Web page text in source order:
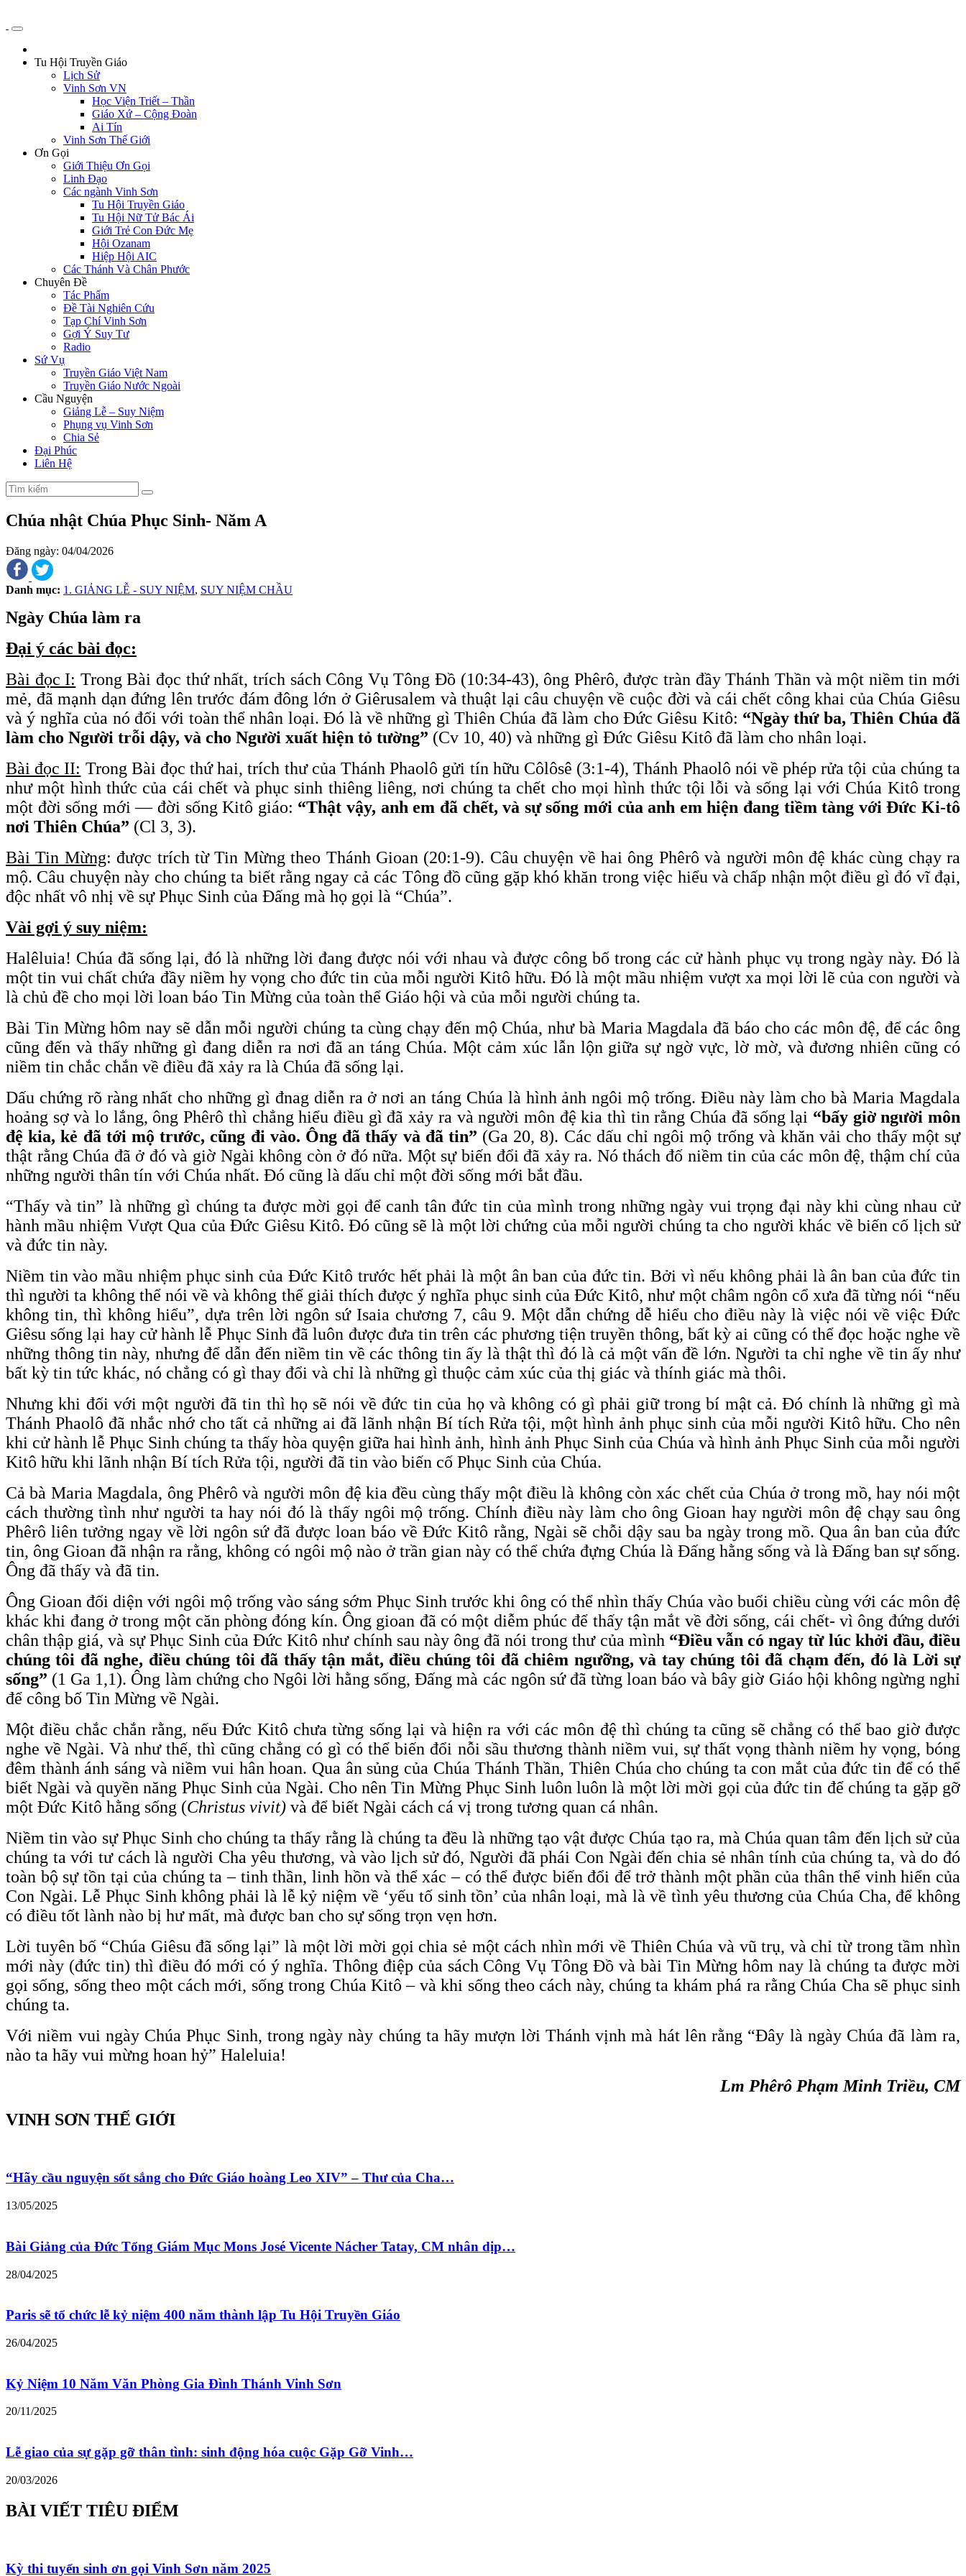
Tu Hội Truyền Giáo
Lịch Sử
Vinh Sơn VN
Học Viện Triết – Thần
Giáo Xứ – Cộng Đoàn
Ai Tín
Vinh Sơn Thế Giới
Ơn Gọi
Giới Thiệu Ơn Gọi
Linh Đạo
Các ngành Vinh Sơn
Tu Hội Truyền Giáo
Tu Hội Nữ Tử Bác Ái
Giới Trẻ Con Đức Mẹ
Hội Ozanam
Hiệp Hội AIC
Các Thánh Và Chân Phước
Chuyên Đề
Tác Phẩm
Đề Tài Nghiên Cứu
Tạp Chí Vinh Sơn
Gợi Ý Suy Tư
Radio
Sứ Vụ
Truyền Giáo Việt Nam
Truyền Giáo Nước Ngoài
Cầu Nguyện
Giảng Lễ – Suy Niệm
Phụng vụ Vinh Sơn
Chia Sẻ
Đại Phúc
Liên Hệ
Chúa nhật Chúa Phục Sinh- Năm A
Đăng ngày: 04/04/2026
Danh mục: 1. GIẢNG LỄ - SUY NIỆM, SUY NIỆM CHẦU
Ngày Chúa làm ra
Đại ý các bài đọc:
Bài đọc I: Trong Bài đọc thứ nhất, trích sách Công Vụ Tông Đồ (10:34-43), ông Phêrô, được tràn đầy Thánh Thần và một niềm tin mới
mẻ, đã mạnh dạn đứng lên trước đám đông lớn ở Giêrusalem và thuật lại câu chuyện về cuộc đời và cái chết công khai của Chúa Giêsu
và ý nghĩa của nó đối với toàn thể nhân loại. Đó là về những gì Thiên Chúa đã làm cho Đức Giêsu Kitô: “Ngày thứ ba, Thiên Chúa đã
làm cho Người trỗi dậy, và cho Người xuất hiện tỏ tường” (Cv 10, 40) và những gì Đức Giêsu Kitô đã làm cho nhân loại.
Bài đọc II: Trong Bài đọc thứ hai, trích thư của Thánh Phaolô gửi tín hữu Côlôsê (3:1-4), Thánh Phaolô nói về phép rửa tội của chúng ta
như một hình thức của cái chết và phục sinh thiêng liêng, nơi chúng ta chết cho mọi hình thức tội lỗi và sống lại với Chúa Kitô trong
một đời sống mới — đời sống Kitô giáo: “Thật vậy, anh em đã chết, và sự sống mới của anh em hiện đang tiềm tàng với Đức Ki-tô
nơi Thiên Chúa” (Cl 3, 3).
Bài Tin Mừng: được trích từ Tin Mừng theo Thánh Gioan (20:1-9). Câu chuyện về hai ông Phêrô và người môn đệ khác cùng chạy ra
mộ. Câu chuyện này cho chúng ta biết rằng ngay cả các Tông đồ cũng gặp khó khăn trong việc hiểu và chấp nhận một điều gì đó vĩ đại,
độc nhất vô nhị về sự Phục Sinh của Đấng mà họ gọi là “Chúa”.
Vài gợi ý suy niệm:
Halêluia! Chúa đã sống lại, đó là những lời đang được nói với nhau và được công bố trong các cử hành phục vụ trong ngày này. Đó là
một tin vui chất chứa đầy niềm hy vọng cho đức tin của mỗi người Kitô hữu. Đó là một mầu nhiệm vượt xa mọi lời lẽ của con người và
là chủ đề cho mọi lời loan báo Tin Mừng của toàn thể Giáo hội và của mỗi người chúng ta.
Bài Tin Mừng hôm nay sẽ dẫn mỗi người chúng ta cùng chạy đến mộ Chúa, như bà Maria Magdala đã báo cho các môn đệ, để các ông
cũng đến và thấy những gì đang diễn ra nơi đã an táng Chúa. Một cảm xúc lẫn lộn giữa sự ngờ vực, lờ mờ, và đương nhiên cũng có
niềm tin chắc chắn về điều đã xảy ra là Chúa đã sống lại.
Dấu chứng rõ ràng nhất cho những gì đnag diễn ra ở nơi an táng Chúa là hình ảnh ngôi mộ trống. Điều này làm cho bà Maria Magdala
hoảng sợ và lo lắng, ông Phêrô thì chẳng hiểu điều gì đã xảy ra và người môn đệ kia thì tin rằng Chúa đã sống lại “bấy giờ người môn
đệ kia, kẻ đã tới mộ trước, cũng đi vào. Ông đã thấy và đã tin” (Ga 20, 8). Các dấu chỉ ngôi mộ trống và khăn vải cho thấy một sự
thật rằng Chúa đã ở đó và giờ Ngài không còn ở đó nữa. Một sự biến đổi đã xảy ra. Nó thách đố niềm tin của các môn đệ, thậm chí của
những người thân tín với Chúa nhất. Đó cũng là dấu chỉ một đời sống mới bắt đầu.
“Thấy và tin” là những gì chúng ta được mời gọi để canh tân đức tin của mình trong những ngày vui trọng đại này khi cùng nhau cử
hành mầu nhiệm Vượt Qua của Đức Giêsu Kitô. Đó cũng sẽ là một lời chứng của mỗi người chúng ta cho người khác về biến cố lịch sử
và đức tin này.
Niềm tin vào mầu nhiệm phục sinh của Đức Kitô trước hết phải là một ân ban của đức tin. Bởi vì nếu không phải là ân ban của đức tin
thì người ta không thể nói về và không thể giải thích được ý nghĩa phục sinh của Đức Kitô, như một châm ngôn cổ xưa đã từng nói “nếu
không tin, thì không hiểu”, dựa trên lời ngôn sứ Isaia chương 7, câu 9. Một dẫn chứng dễ hiểu cho điều này là việc nói về việc Đức
Giêsu sống lại hay cử hành lễ Phục Sinh đã luôn được đưa tin trên các phương tiện truyền thông, bất kỳ ai cũng có thể đọc hoặc nghe về
những thông tin này, nhưng để dẫn đến niềm tin về các thông tin ấy là thật thì đó là cả một vấn đề lớn. Người ta chỉ nghe về tin ấy như
bất kỳ tin tức khác, nó chẳng có gì thay đổi và chỉ là những gì thuộc cảm xúc của thị giác và thính giác mà thôi.
Nhưng khi đối với một người đã tin thì họ sẽ nói về đức tin của họ và không có gì phải giữ trong bí mật cả. Đó chính là những gì mà
Thánh Phaolô đã nhắc nhớ cho tất cả những ai đã lãnh nhận Bí tích Rửa tội, một hình ảnh phục sinh của mỗi người Kitô hữu. Cho nên
khi cử hành lễ Phục Sinh chúng ta thấy hòa quyện giữa hai hình ảnh, hình ảnh Phục Sinh của Chúa và hình ảnh Phục Sinh của mỗi người
Kitô hữu khi lãnh nhận Bí tích Rửa tội, người đã tin vào biến cố Phục Sinh của Chúa.
Cả bà Maria Magdala, ông Phêrô và người môn đệ kia đều cùng thấy một điều là không còn xác chết của Chúa ở trong mồ, hay nói một
cách thường tình như người ta hay nói đó là thấy ngôi mộ trống. Chính điều này làm cho ông Gioan hay người môn đệ chạy sau ông
Phêrô liên tưởng ngay về lời ngôn sứ đã được loan báo về Đức Kitô rằng, Ngài sẽ chỗi dậy sau ba ngày trong mồ. Qua ân ban của đức
tin, ông Gioan đã nhận ra rằng, không có ngôi mộ nào ở trần gian này có thể chứa đựng Chúa là Đấng hằng sống và là Đấng ban sự sống.
Ông đã thấy và đã tin.
Ông Gioan đối diện với ngôi mộ trống vào sáng sớm Phục Sinh trước khi ông có thể nhìn thấy Chúa vào buổi chiều cùng với các môn đệ
khác khi đang ở trong một căn phòng đóng kín. Ông gioan đã có một diễm phúc để thấy tận mắt về đời sống, cái chết- vì ông đứng dưới
chân thập giá, và sự Phục Sinh của Đức Kitô như chính sau này ông đã nói trong thư của mình “Điều vẫn có ngay từ ​lúc khởi đầu, điều
chúng tôi đã nghe, điều chúng tôi đã thấy tận mắt, điều chúng tôi đã chiêm ngưỡng, và tay chúng tôi đã chạm đến, đó là ​Lời sự
sống” (1 Ga 1,1). Ông làm chứng cho Ngôi lời hằng sống, Đấng mà các ngôn sứ đã từng loan báo và bây giờ Giáo hội không ngừng nghỉ
để công bố Tin Mừng về Ngài.
Một điều chắc chắn rằng, nếu Đức Kitô chưa từng sống lại và hiện ra với các môn đệ thì chúng ta cũng sẽ chẳng có thể bao giờ được
nghe về Ngài. Và như thế, thì cũng chẳng có gì có thể biến đổi nỗi sầu thương thành niềm vui, sự thất vọng thành niềm hy vọng, bóng
đêm thành ánh sáng và niềm vui hân hoan. Qua ân sủng của Chúa Thánh Thần, Thiên Chúa cho chúng ta con mắt của đức tin để có thể
biết Ngài và quyền năng Phục Sinh của Ngài. Cho nên Tin Mừng Phục Sinh luôn luôn là một lời mời gọi của đức tin để chúng ta gặp gỡ
một Đức Kitô hằng sống (Christus vivit) và để biết Ngài cách cá vị trong tương quan cá nhân.
Niềm tin vào sự Phục Sinh cho chúng ta thấy rằng là chúng ta đều là những tạo vật được Chúa tạo ra, mà Chúa quan tâm đến lịch sử của
chúng ta với tư cách là người Cha yêu thương, và vào lịch sử đó, Người đã phái Con Ngài đến chia sẻ nhân tính của chúng ta, và do đó
toàn bộ sự tồn tại của chúng ta – tinh thần, linh hồn và thể xác – có thể được biến đổi để trở thành một phần của thân thể vinh hiển của
Con Ngài. Lễ Phục Sinh không phải là lễ kỷ niệm về ‘yếu tố sinh tồn’ của nhân loại, mà là về tình yêu thương của Chúa Cha, để không
có điều tốt lành nào bị hư mất, mà được ban cho sự sống trọn vẹn hơn.
Lời tuyên bố “Chúa Giêsu đã sống lại” là một lời mời gọi chia sẻ một cách nhìn mới về Thiên Chúa và vũ trụ, và chỉ từ trong tầm nhìn
mới này (đức tin) thì điều đó mới có ý nghĩa. Thông điệp của sách Công Vụ Tông Đồ và bài Tin Mừng hôm nay là chúng ta được mời
gọi sống, sống theo một cách mới, sống trong Chúa Kitô – và khi sống theo cách này, chúng ta khám phá ra rằng Chúa Cha sẽ phục sinh
chúng ta.
Với niềm vui ngày Chúa Phục Sinh, trong ngày này chúng ta hãy mượn lời Thánh vịnh mà hát lên rằng “Đây là ngày Chúa đã làm ra,
nào ta hãy vui mừng hoan hỷ” Haleluia!
Lm Phêrô Phạm Minh Triều, CM
VINH SƠN THẾ GIỚI
“Hãy cầu nguyện sốt sắng cho Đức Giáo hoàng Leo XIV” – Thư của Cha…
13/05/2025
Bài Giảng của Đức Tổng Giám Mục Mons José Vicente Nácher Tatay, CM nhân dịp…
28/04/2025
Paris sẽ tổ chức lễ kỷ niệm 400 năm thành lập Tu Hội Truyền Giáo
26/04/2025
Kỷ Niệm 10 Năm Văn Phòng Gia Đình Thánh Vinh Sơn
20/11/2025
Lễ giao của sự gặp gỡ thân tình: sinh động hóa cuộc Gặp Gỡ Vinh…
20/03/2026
BÀI VIẾT TIÊU ĐIỂM
Kỳ thi tuyển sinh ơn gọi Vinh Sơn năm 2025